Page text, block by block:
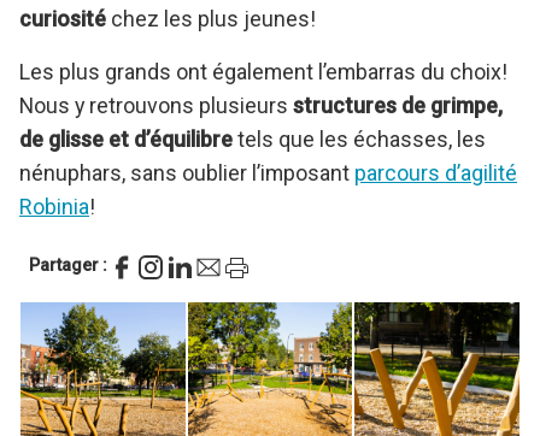
curiosité chez les plus jeunes!
Les plus grands ont également l’embarras du choix!
Nous y retrouvons plusieurs structures de grimpe,
de glisse et d’équilibretels que les échasses, les
nénuphars, sans oublier l’imposant parcours d’agilité
Robinia!
Partager :